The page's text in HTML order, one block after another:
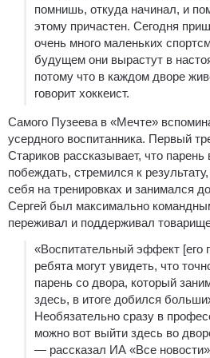
помнишь, откуда начинал, и
этому причастен. Сегодня
очень много маленьких
будущем они вырастут в
потому что в каждом дворе
говорит хоккеист.
Самого Пузеева в «Мечте»
усердного воспитанника. Первый
Стариков рассказывает, что парень
побеждать, стремился к
себя на тренировках и занимался
Сергей был максимально
переживал и поддерживал
«Воспитательный эффект [его
ребята могут увидеть, что
парень со двора, который
здесь, в итоге добился
Необязательно сразу в
можно вот выйти здесь во
— рассказал ИА «Все